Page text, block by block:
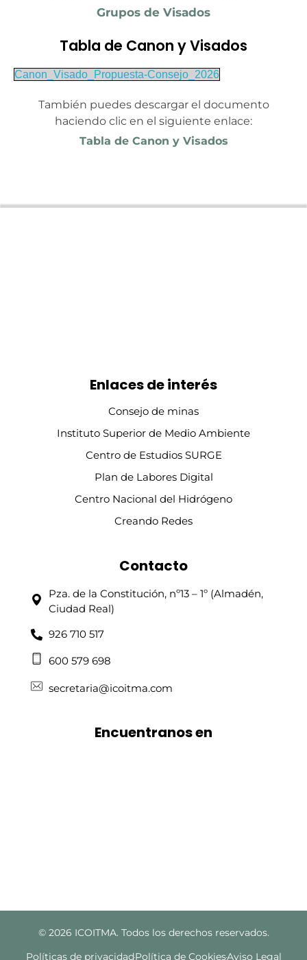
Grupos de Visados
Tabla de Canon y Visados
Canon_Visado_Propuesta-Consejo_2026
También puedes descargar el documento
haciendo clic en el siguiente enlace:
Tabla de Canon y Visados
Enlaces de interés
Consejo de minas
Instituto Superior de Medio Ambiente
Centro de Estudios SURGE
Plan de Labores Digital
Centro Nacional del Hidrógeno
Creando Redes
Contacto
Pza. de la Constitución, nº13 – 1º (Almadén,
Ciudad Real)
926 710 517
600 579 698
secretaria@icoitma.com
Encuentranos en
© 2026 ICOITMA. Todos los derechos reservados.
Políticas de privacidadPolítica de CookiesAviso Legal